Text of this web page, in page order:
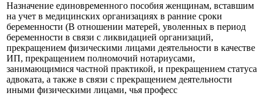
Назначение единовременного пособия женщинам, вставшим
на учет в медицинских организациях в ранние сроки
беременности (В отношении матерей, уволенных в период
беременности в связи с ликвидацией организаций,
прекращением физическими лицами деятельности в качестве
ИП, прекращением полномочий нотариусами,
занимающимися частной практикой, и прекращением статуса
адвоката, а также в связи с прекращением деятельности
иными физическими лицами, чья професс